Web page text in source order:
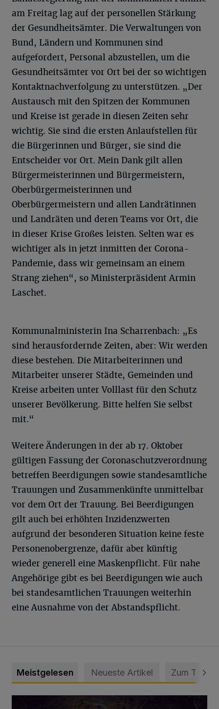
am Freitag lag auf der personellen Stärkung
der Gesundheitsämter. Die Verwaltungen von
Bund, Ländern und Kommunen sind
aufgefordert, Personal abzustellen, um die
Gesundheitsämter vor Ort bei der so wichtigen
Kontaktnachverfolgung zu unterstützen. „Der
Austausch mit den Spitzen der Kommunen
und Kreise ist gerade in diesen Zeiten sehr
wichtig. Sie sind die ersten Anlaufstellen für
die Bürgerinnen und Bürger, sie sind die
Entscheider vor Ort. Mein Dank gilt allen
Bürgermeisterinnen und Bürgermeistern,
Oberbürgermeisterinnen und
Oberbürgermeistern und allen Landrätinnen
und Landräten und deren Teams vor Ort, die
in dieser Krise Großes leisten. Selten war es
wichtiger als in jetzt inmitten der Corona-
Pandemie, dass wir gemeinsam an einem
Strang ziehen“, so Ministerpräsident Armin
Laschet.
Kommunalministerin Ina Scharrenbach: „Es
sind herausfordernde Zeiten, aber: Wir werden
diese bestehen. Die Mitarbeiterinnen und
Mitarbeiter unserer Städte, Gemeinden und
Kreise arbeiten unter Volllast für den Schutz
unserer Bevölkerung. Bitte helfen Sie selbst
mit.“
Weitere Änderungen in der ab 17. Oktober
gültigen Fassung der Coronaschutzverordnung
betreffen Beerdigungen sowie standesamtliche
Trauungen und Zusammenkünfte unmittelbar
vor dem Ort der Trauung. Bei Beerdigungen
gilt auch bei erhöhten Inzidenzwerten
aufgrund der besonderen Situation keine feste
Personenobergrenze, dafür aber künftig
wieder generell eine Maskenpflicht. Für nahe
Angehörige gibt es bei Beerdigungen wie auch
bei standesamtlichen Trauungen weiterhin
eine Ausnahme von der Abstandspflicht.
Meistgelesen Neueste Artikel Zum Thema